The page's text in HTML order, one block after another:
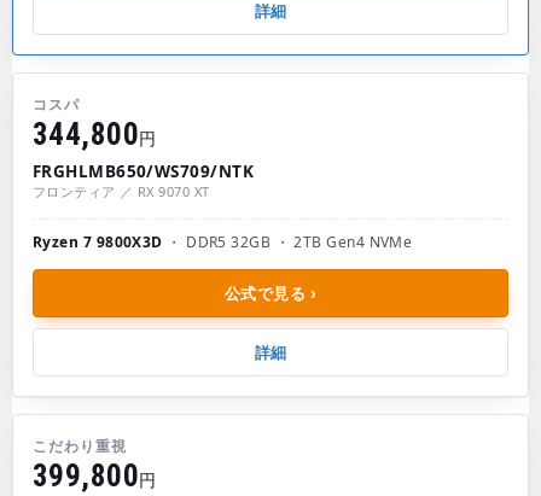
詳細
コスパ
344,800円
FRGHLMB650/WS709/NTK
フロンティア ／ RX 9070 XT
Ryzen 7 9800X3D ・ DDR5 32GB ・ 2TB Gen4 NVMe
公式で見る ›
詳細
こだわり重視
399,800円